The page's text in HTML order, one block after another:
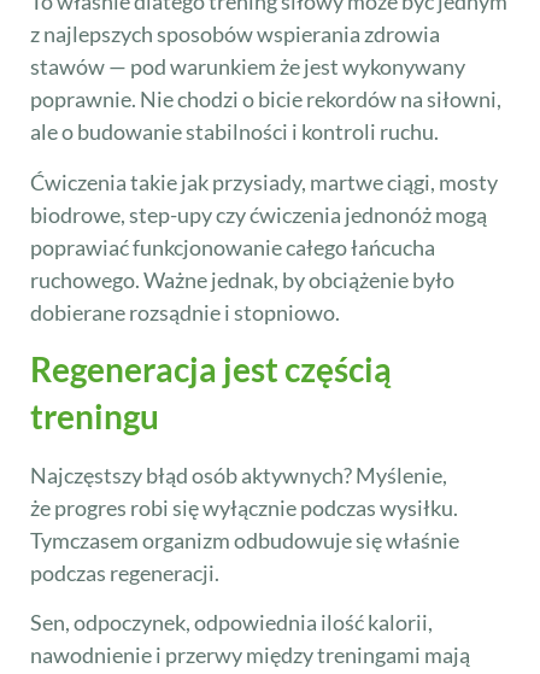
z najlepszych sposobów wspierania zdrowia
stawów — pod warunkiem że jest wykonywany
poprawnie. Nie chodzi o bicie rekordów na siłowni,
ale o budowanie stabilności i kontroli ruchu.
Ćwiczenia takie jak przysiady, martwe ciągi, mosty
biodrowe, step-upy czy ćwiczenia jednonóż mogą
poprawiać funkcjonowanie całego łańcucha
ruchowego. Ważne jednak, by obciążenie było
dobierane rozsądnie i stopniowo.
Regeneracja jest częścią
treningu
Najczęstszy błąd osób aktywnych? Myślenie,
że progres robi się wyłącznie podczas wysiłku.
Tymczasem organizm odbudowuje się właśnie
podczas regeneracji.
Sen, odpoczynek, odpowiednia ilość kalorii,
nawodnienie i przerwy między treningami mają